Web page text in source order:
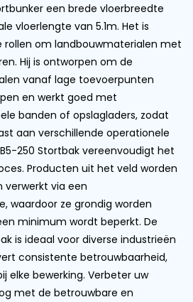
een brede vloerbreedte
vloerlengte van 5.1m. Het is
rollen om landbouwmaterialen met
Hij is ontworpen om de
vanaf lage toevoerpunten
en werkt goed met
banden of opslagladers, zodat
aan verschillende operationele
250 Stortbak vereenvoudigt het
Producten uit het veld worden
via een
waardoor ze grondig worden
minimum wordt beperkt. De
is ideaal voor diverse industrieën
consistente betrouwbaarheid,
elke bewerking. Verbeter uw
met de betrouwbare en